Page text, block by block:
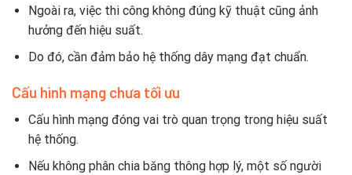
Ngoài ra, việc thi công không đúng kỹ thuật cũng ảnh
hưởng đến hiệu suất.
Do đó, cần đảm bảo hệ thống dây mạng đạt chuẩn.
Cấu hình mạng chưa tối ưu
Cấu hình mạng đóng vai trò quan trọng trong hiệu suất
hệ thống.
Nếu không phân chia băng thông hợp lý, một số người